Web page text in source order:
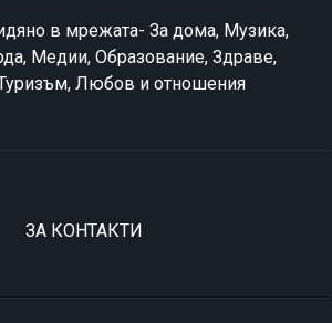
в мрежата- За дома, Музика,
Медии, Образование, Здраве,
Любов и отношения
ЗА КОНТАКТИ